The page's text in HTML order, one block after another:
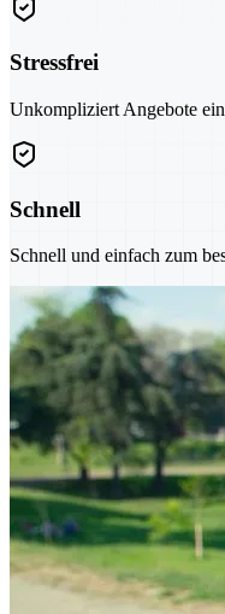
Stressfrei
Unkompliziert Angebote
Schnell
Schnell und einfach zum